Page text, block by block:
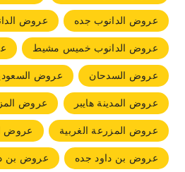
عروض الدانوب جده
عروض
عروض الدانوب خميس مشيط
عروض السدحان
عروض
عروض المدينة هايبر
عروض
عروض المزرعة الغربية
عروض
عروض بن داود جده
عروض بن